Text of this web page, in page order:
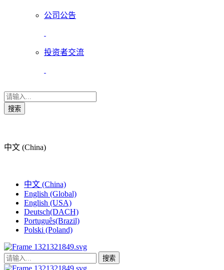
公司公告
投资者交流
搜索
中文 (China)
中文 (China)
English (Global)
English (USA)
Deutsch(DACH)
Português(Brazil)
Polski (Poland)
搜索